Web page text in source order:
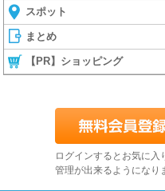
スポット
まとめ
【PR】ショッピング
ログインするとお気に入
管理が出来るようになり